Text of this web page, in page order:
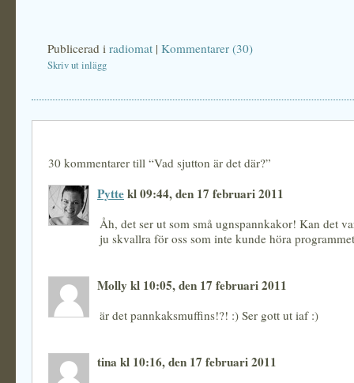
Publicerad i radiomat | Kommentarer (30)
Skriv ut inlägg
30 kommentarer till “Vad sjutton är det där?”
Pyttekl 09:44, den 17 februari 2011
Åh, det ser ut som små ugnspannkakor! Kan det
ju skvallra för oss som inte kunde höra
Molly kl 10:05, den 17 februari 2011
är det pannkaksmuffins!?! :) Ser gott ut iaf :)
tina kl 10:16, den 17 februari 2011